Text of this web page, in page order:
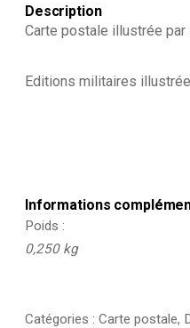
Description
Carte postale illustrée
Editions militaires
Informations
Poids
0,250 kg
Catégories : Carte postale,